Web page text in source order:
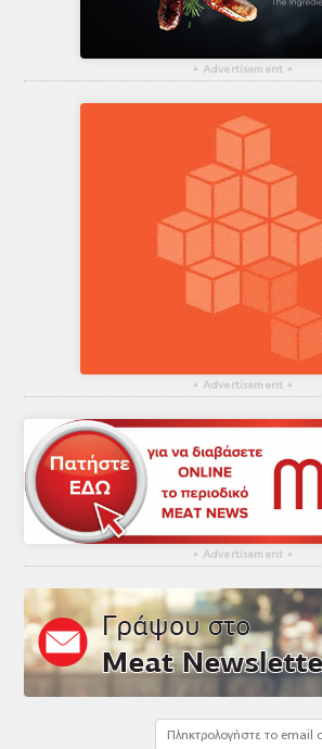
▴ Advertisement ▴
▴ Advertisement ▴
▴ Advertisement ▴